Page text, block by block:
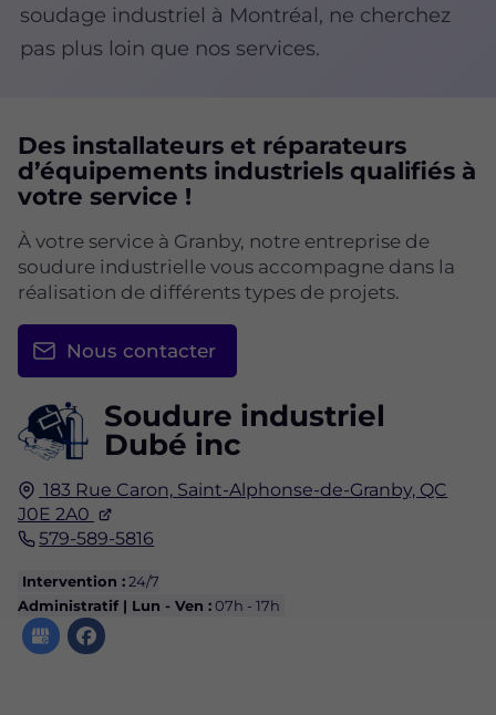
soudage industriel à Montréal, ne cherchez
pas plus loin que nos services.
Soudure industriel
Dubé inc
183 Rue Caron, Saint-Alphonse-de-Granby, QC
J0E 2A0
579-589-5816
Intervention :24/7
Administratif | Lun - Ven :07h - 17h
Des installateurs et réparateurs
d’équipements industriels qualifiés à
votre service !
À votre service à Granby, notre entreprise de
soudure industrielle vous accompagne dans la
réalisation de différents types de projets.
Nous contacter